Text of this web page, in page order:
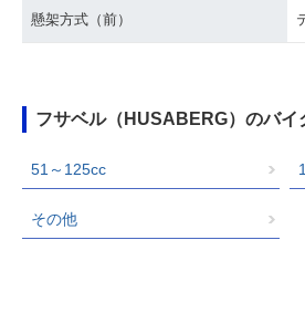
懸架方式（前）
フサベル（HUSABERG）のバ
51～125cc
その他